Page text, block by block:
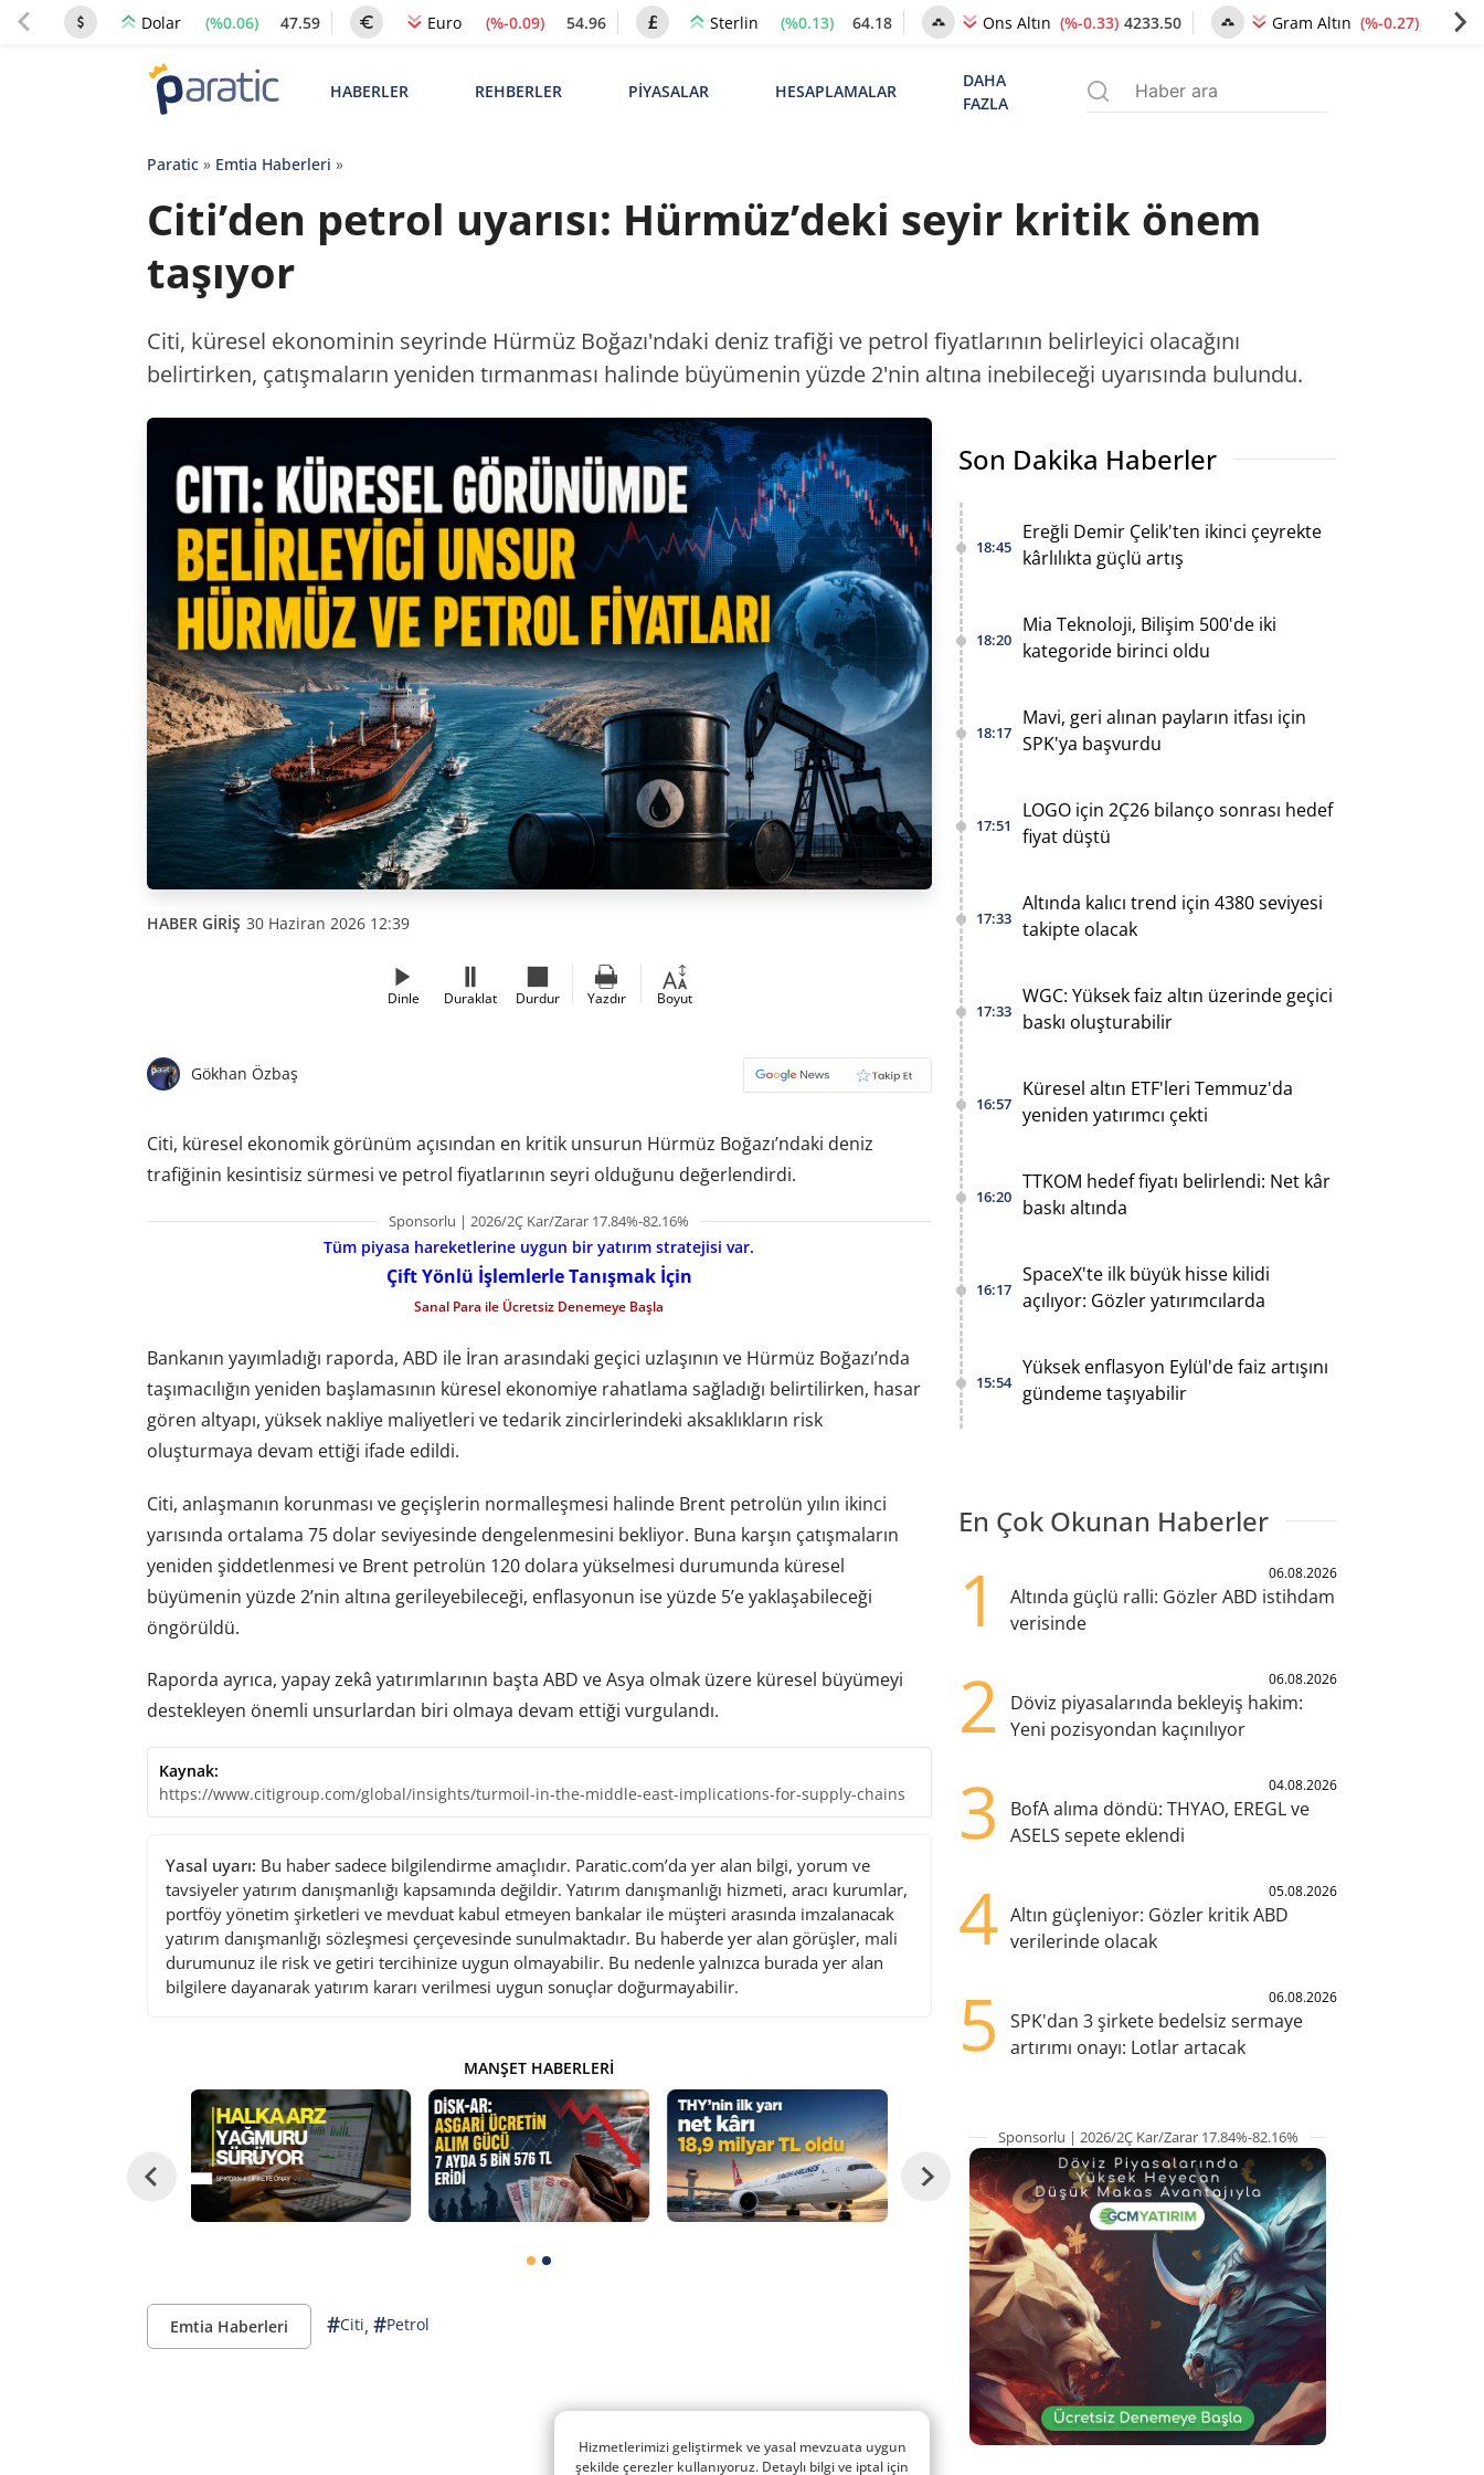
Dolar (%0.06) 47.59 Euro (%-0.09) 54.96 Sterlin (%0.13) 64.18 Ons Altın (%-0.33) 4233.50 Gram Altın (%-0.27) 6478.62
HABERLER REHBERLER PİYASALAR HESAPLAMALAR
DAHA
FAZLA
Paratic» Emtia Haberleri »
Citi’den petrol uyarısı: Hürmüz’deki seyir kritik önem
taşıyor
Citi, küresel ekonominin seyrinde Hürmüz Boğazı'ndaki deniz trafiği ve petrol fiyatlarının belirleyici olacağını
belirtirken, çatışmaların yeniden tırmanması halinde büyümenin yüzde 2'nin altına inebileceği uyarısında bulundu.
HABER GİRİŞ 30 Haziran 2026 12:39
Dinle Duraklat Durdur Yazdır Boyut
Gökhan Özbaş
Citi, küresel ekonomik görünüm açısından en kritik unsurun Hürmüz Boğazı’ndaki deniz
trafiğinin kesintisiz sürmesi ve petrol fiyatlarının seyri olduğunu değerlendirdi.
Sponsorlu | 2026/2Ç Kar/Zarar 17.84%-82.16%
Tüm piyasa hareketlerine uygun bir yatırım stratejisi var.
Çift Yönlü İşlemlerle Tanışmak İçin
Sanal Para ile Ücretsiz Denemeye Başla
Bankanın yayımladığı raporda, ABD ile İran arasındaki geçici uzlaşının ve Hürmüz Boğazı’nda
taşımacılığın yeniden başlamasının küresel ekonomiye rahatlama sağladığı belirtilirken, hasar
gören altyapı, yüksek nakliye maliyetleri ve tedarik zincirlerindeki aksaklıkların risk
oluşturmaya devam ettiği ifade edildi.
Citi, anlaşmanın korunması ve geçişlerin normalleşmesi halinde Brent petrolün yılın ikinci
yarısında ortalama 75 dolar seviyesinde dengelenmesini bekliyor. Buna karşın çatışmaların
yeniden şiddetlenmesi ve Brent petrolün 120 dolara yükselmesi durumunda küresel
büyümenin yüzde 2’nin altına gerileyebileceği, enflasyonun ise yüzde 5’e yaklaşabileceği
öngörüldü.
Raporda ayrıca, yapay zekâ yatırımlarının başta ABD ve Asya olmak üzere küresel büyümeyi
destekleyen önemli unsurlardan biri olmaya devam ettiği vurgulandı.
Kaynak:
https://www.citigroup.com/global/insights/turmoil-in-the-middle-east-implications-for-supply-chains
Yasal uyarı: Bu haber sadece bilgilendirme amaçlıdır. Paratic.com’da yer alan bilgi, yorum ve
tavsiyeler yatırım danışmanlığı kapsamında değildir. Yatırım danışmanlığı hizmeti, aracı kurumlar,
portföy yönetim şirketleri ve mevduat kabul etmeyen bankalar ile müşteri arasında imzalanacak
yatırım danışmanlığı sözleşmesi çerçevesinde sunulmaktadır. Bu haberde yer alan görüşler, mali
durumunuz ile risk ve getiri tercihinize uygun olmayabilir. Bu nedenle yalnızca burada yer alan
bilgilere dayanarak yatırım kararı verilmesi uygun sonuçlar doğurmayabilir.
MANŞET HABERLERI
Emtia Haberleri #Citi, #Petrol
Son Dakika Haberler
18:45
Ereğli Demir Çelik'ten ikinci çeyrekte
kârlılıkta güçlü artış
18:20
Mia Teknoloji, Bilişim 500'de iki
kategoride birinci oldu
18:17
Mavi, geri alınan payların itfası için
SPK'ya başvurdu
17:51
LOGO için 2Ç26 bilanço sonrası hedef
fiyat düştü
17:33
Altında kalıcı trend için 4380 seviyesi
takipte olacak
17:33
WGC: Yüksek faiz altın üzerinde geçici
baskı oluşturabilir
16:57
Küresel altın ETF'leri Temmuz'da
yeniden yatırımcı çekti
16:20
TTKOM hedef fiyatı belirlendi: Net kâr
baskı altında
16:17
SpaceX'te ilk büyük hisse kilidi
açılıyor: Gözler yatırımcılarda
15:54
Yüksek enflasyon Eylül'de faiz artışını
gündeme taşıyabilir
En Çok Okunan Haberler
1 06.08.2026
Altında güçlü ralli: Gözler ABD istihdam
verisinde
2 06.08.2026
Döviz piyasalarında bekleyiş hakim:
Yeni pozisyondan kaçınılıyor
3 04.08.2026
BofA alıma döndü: THYAO, EREGL ve
ASELS sepete eklendi
4 05.08.2026
Altın güçleniyor: Gözler kritik ABD
verilerinde olacak
5 06.08.2026
SPK'dan 3 şirkete bedelsiz sermaye
artırımı onayı: Lotlar artacak
Sponsorlu | 2026/2Ç Kar/Zarar 17.84%-82.16%
Hizmetlerimizi geliştirmek ve yasal mevzuata uygun
şekilde çerezler kullanıyoruz. Detaylı bilgi ve iptal için